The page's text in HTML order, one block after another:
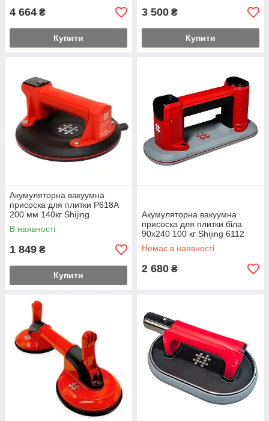
4 664 ₴
Купити
3 500 ₴
Купити
Акумуляторна вакуумна
присоска для плитки P618A
200 мм 140кг Shijing
В наявності
1 849 ₴
Купити
Акумуляторна вакуумна
присоска для плитки біла
90х240 100 кг Shijing 6112
Немає в наявності
2 680 ₴